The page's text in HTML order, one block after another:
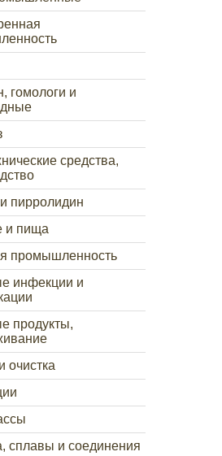
гомологи и
средства,
пирролидин
и пища
промышленность
инфекции и
продукты,
очистка
сплавы и соединения